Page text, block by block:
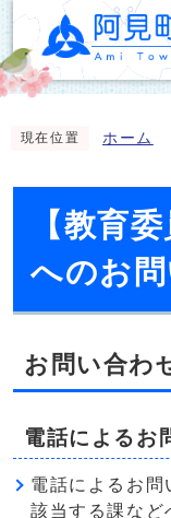
現在位置 ホーム
【教育
へのお
お問い合わ
電話によるお
電話によるお問
該当する課など